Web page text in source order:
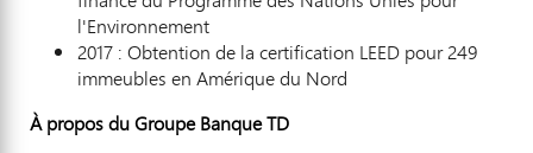
l'Environnement
2017 : Obtention de la certification LEED pour 249
immeubles en Amérique du Nord
À propos du Groupe Banque TD